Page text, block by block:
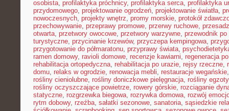
osobista, profilaktyka próchnicy, profilaktyka serca, profilaktyka
przydomowego, projektowanie ogrodzeń, projektowanie światła,
nowoczesnych, projekty wnętrz, promy morskie, protokół
przechowywanie, przeprawy promowe, przerwy ruchowe,
otwarta, przetwory owocowe, przetwory warzywne, przewodnik
turystyczne, przycinanie krzewów, przyczepa kempingowa,
przygotowanie do półmaratonu, przyprawy świata,
ramen domowy, ravioli domowe, recenzje kawiarni, regeneracja
rehabilitacja ortopedyczna, rehabilitacja po urazie, rejsy rzeczne,
domu, relaks w ogrodzie, renowacja mebli, restauracje wegańskie
rośliny cieniolubne, rośliny doniczkowe pielęgnacja, rośliny
rośliny oczyszczające powietrze, rowery górskie, rozciąganie
statyczne, rozgrzewka biegowa, rozrywka domowa, rozwój
rytm dobowy, rzeźba, sałatki sezonowe, sanatoria, sąsiedzkie